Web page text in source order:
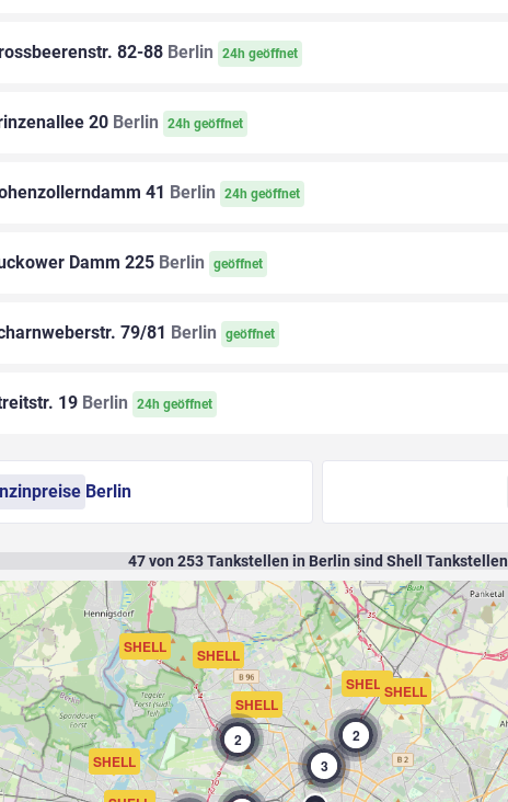
82-88 Berlin 24h geöffnet
20 Berlin 24h geöffnet
41 Berlin 24h geöffnet
Damm 225 Berlin geöffnet
79/81 Berlin geöffnet
19 Berlin 24h geöffnet
Berlin
47von 253Tankstellen in Berlin sind Shell Tankstellen
SHELL
2
SHELL
SHELL
SHELL
SHELL
SHELL
3
2